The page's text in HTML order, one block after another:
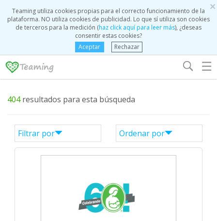
×
Teaming utiliza cookies propias para el correcto funcionamiento de la
plataforma. NO utiliza cookies de publicidad. Lo que sí utiliza son cookies
de terceros para la medición (haz click aquí para leer más), ¿deseas
consentir estas cookies?
Aceptar
Rechazar
☰
404resultados para esta búsqueda
Filtrar por Ordenar por